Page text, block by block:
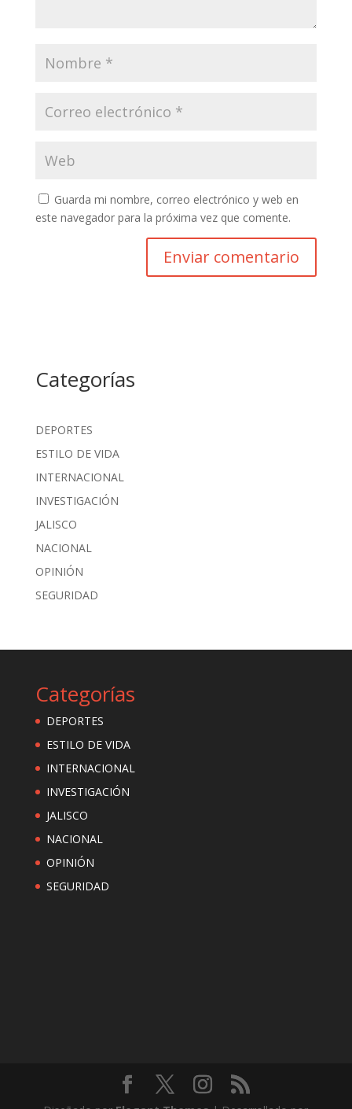
Guarda mi nombre, correo electrónico y web en
este navegador para la próxima vez que comente.
Categorías
DEPORTES
ESTILO DE VIDA
INTERNACIONAL
INVESTIGACIÓN
JALISCO
NACIONAL
OPINIÓN
SEGURIDAD
Categorías
DEPORTES
ESTILO DE VIDA
INTERNACIONAL
INVESTIGACIÓN
JALISCO
NACIONAL
OPINIÓN
SEGURIDAD